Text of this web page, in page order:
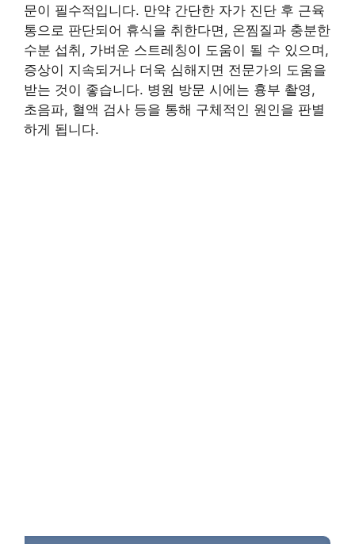
문이 필수적입니다. 만약 간단한 자가 진단 후 근육
통으로 판단되어 휴식을 취한다면, 온찜질과 충분한
수분 섭취, 가벼운 스트레칭이 도움이 될 수 있으며,
증상이 지속되거나 더욱 심해지면 전문가의 도움을
받는 것이 좋습니다. 병원 방문 시에는 흉부 촬영,
초음파, 혈액 검사 등을 통해 구체적인 원인을 판별
하게 됩니다.